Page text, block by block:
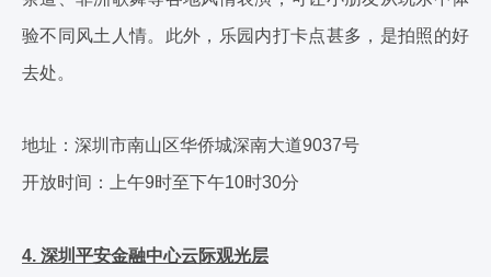
验不同风土人情。此外，乐园内打卡点甚多，是拍照的好
去处。
地址：深圳市南山区华侨城深南大道9037号
开放时间：上午9时至下午10时30分
4. 深圳平安金融中心云际观光层